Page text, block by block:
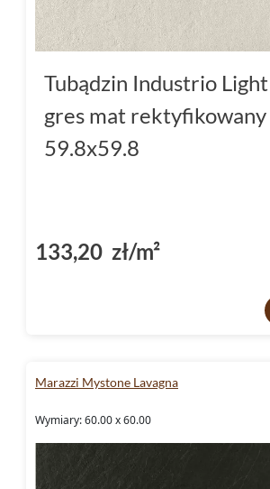
Tubądzin Industrio
gres mat rektyfikowany
59.8x59.8
133,20 zł/m²
Marazzi Mystone Lavagna
Wymiary: 60.00 x 60.00